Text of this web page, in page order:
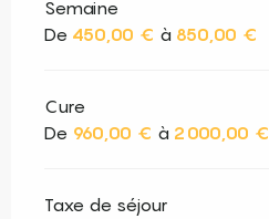
Semaine
De 450,00 € à 850,00 €
Cure
De 960,00 € à 2 000,00 €
Taxe de séjour